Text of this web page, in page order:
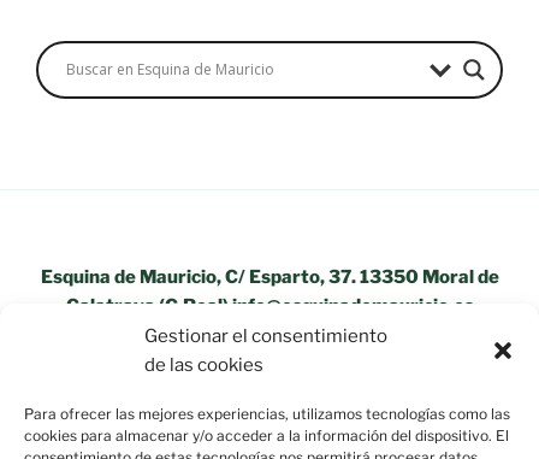
Gestionar el consentimiento
de las cookies
Para ofrecer las mejores experiencias, utilizamos tecnologías como las
cookies para almacenar y/o acceder a la información del dispositivo. El
Esquina de Mauricio, C/ Esparto, 37. 13350 Moral de
Calatrava (C.Real) info@esquinademauricio.es
«Aviso Legal»